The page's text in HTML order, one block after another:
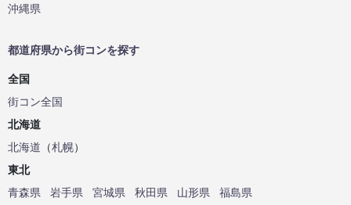
沖縄県
都道府県から街コンを探す
全国
街コン全国
北海道
北海道 （札幌）
東北
青森県
岩手県 宮城県 秋田県 山形県
福島県